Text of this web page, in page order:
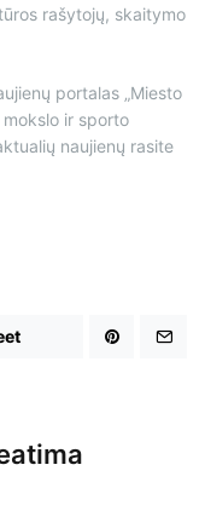
rašytojų, skaitymo
portalas „Miesto
mokslo ir sporto
naujienų rasite